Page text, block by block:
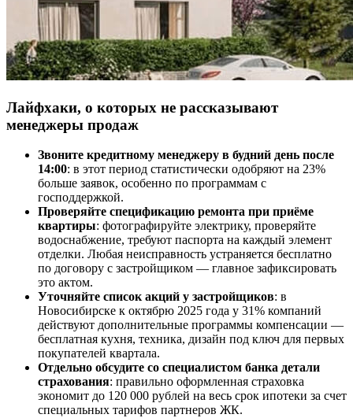
Лайфхаки, о которых не рассказывают
менеджеры продаж
Звоните кредитному менеджеру в будний день после
14:00: в этот период статистически одобряют на 23%
больше заявок, особенно по программам с
господдержкой.
Проверяйте спецификацию ремонта при приёме
квартиры: фотографируйте электрику, проверяйте
водоснабжение, требуют паспорта на каждый элемент
отделки. Любая неисправность устраняется бесплатно
по договору с застройщиком — главное зафиксировать
это актом.
Уточняйте список акций у застройщиков: в
Новосибирске к октябрю 2025 года у 31% компаний
действуют дополнительные программы компенсации —
бесплатная кухня, техника, дизайн под ключ для первых
покупателей квартала.
Отдельно обсудите со специалистом банка детали
страхования: правильно оформленная страховка
экономит до 120 000 рублей на весь срок ипотеки за счет
специальных тарифов партнеров ЖК.